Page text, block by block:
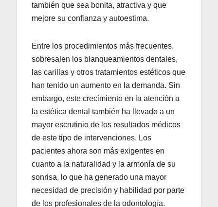
también que sea bonita, atractiva y que
mejore su confianza y autoestima.
Entre los procedimientos más frecuentes,
sobresalen los blanqueamientos dentales,
las carillas y otros tratamientos estéticos que
han tenido un aumento en la demanda. Sin
embargo, este crecimiento en la atención a
la estética dental también ha llevado a un
mayor escrutinio de los resultados médicos
de este tipo de intervenciones. Los
pacientes ahora son más exigentes en
cuanto a la naturalidad y la armonía de su
sonrisa, lo que ha generado una mayor
necesidad de precisión y habilidad por parte
de los profesionales de la odontología.